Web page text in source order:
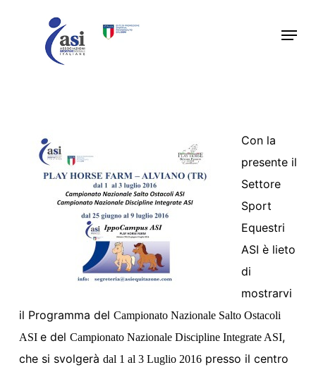
Menu
Con la
presente il
Settore
Sport
Equestri
ASI è lieto
di
mostrarvi
il Programma del Campionato Nazionale Salto Ostacoli
ASI e del Campionato Nazionale Discipline Integrate ASI,
che si svolgerà dal 1 al 3 Luglio 2016presso il centro